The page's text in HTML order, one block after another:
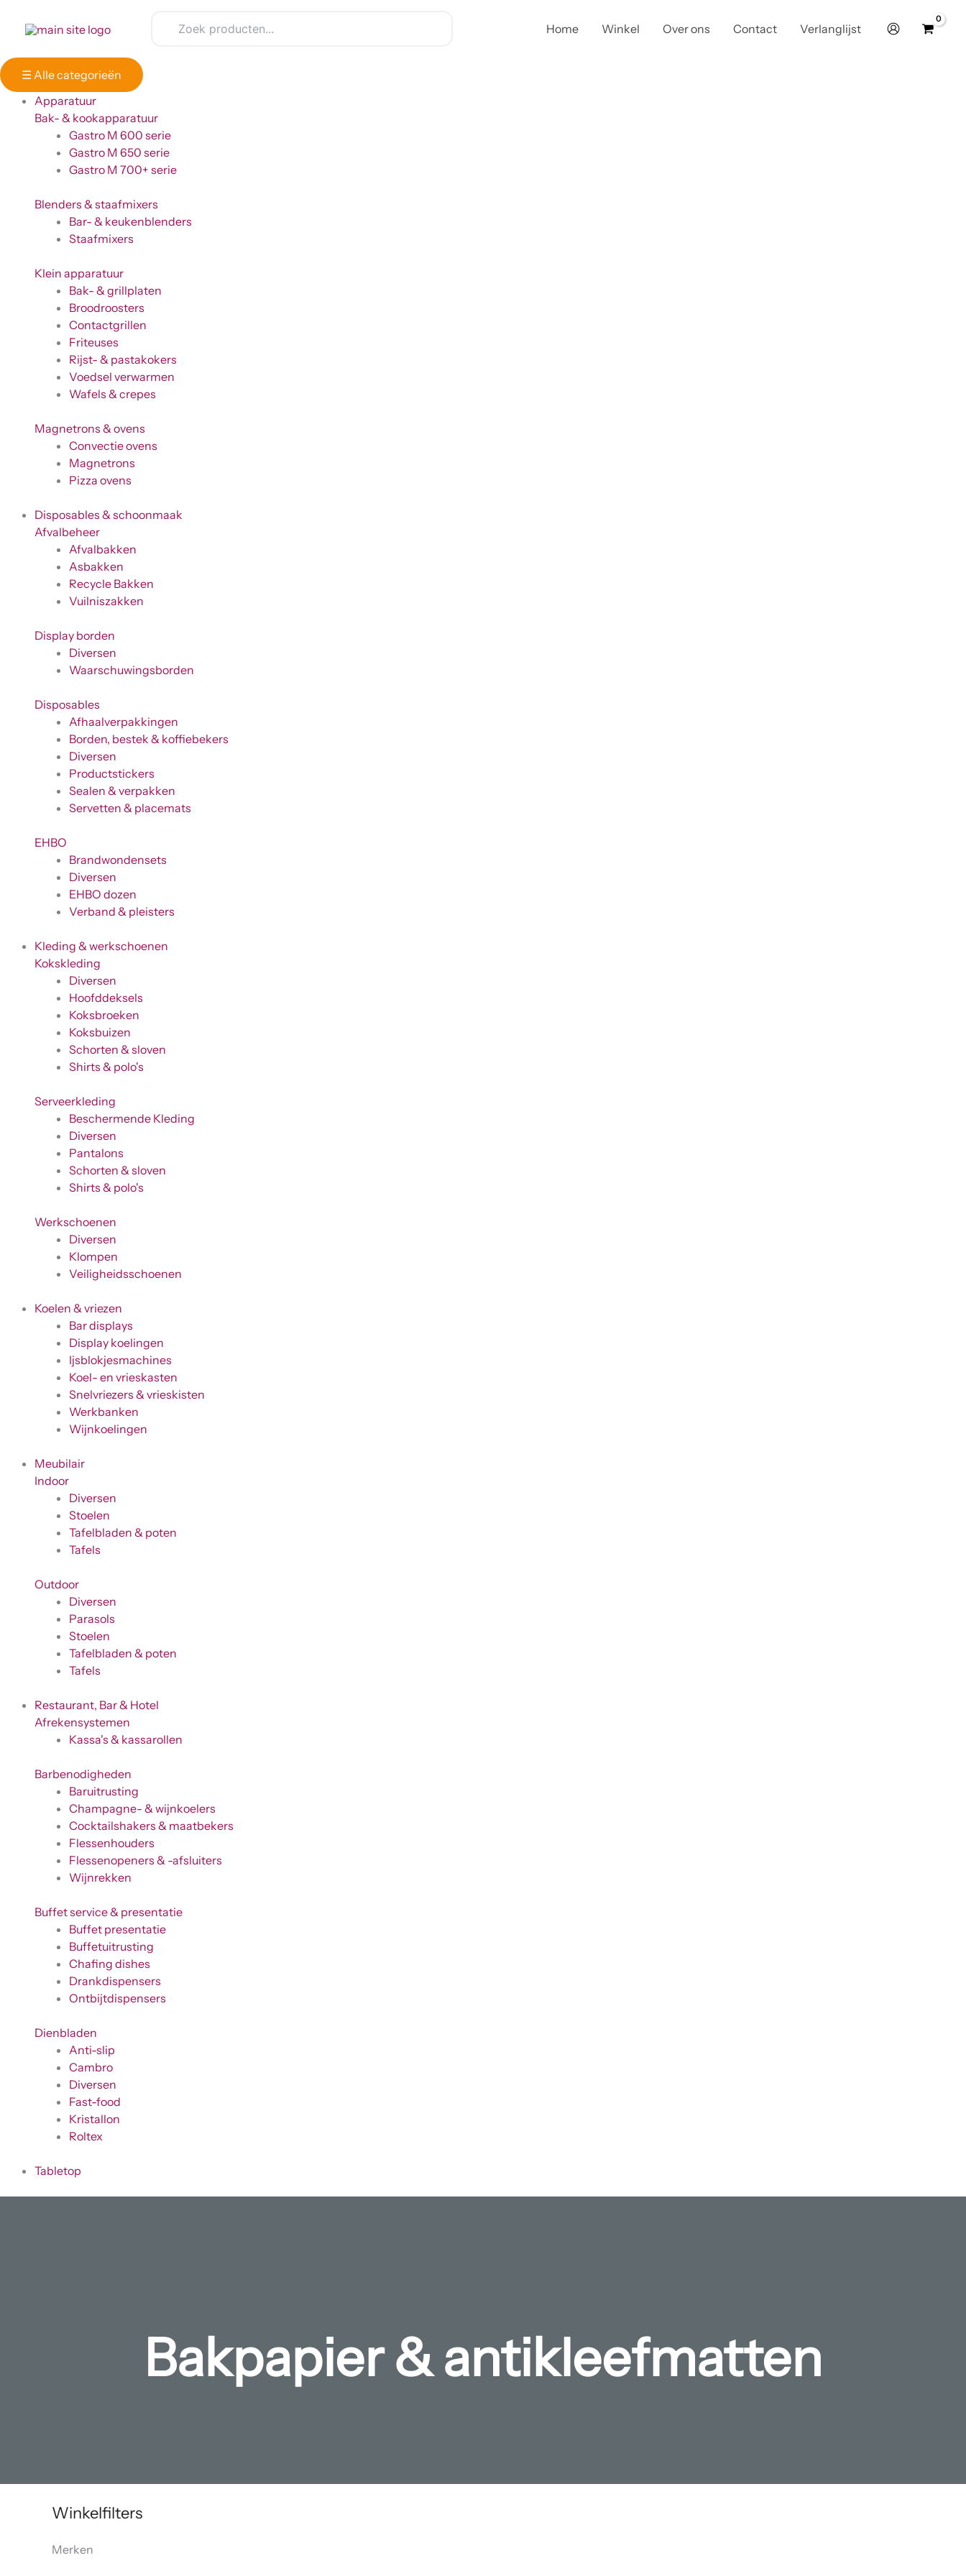
inhoud
Home Winkel Over ons Contact Verlanglijst
☰ Alle categorieën
Apparatuur
Bak- & kookapparatuur
Gastro M 600 serie
Gastro M 650 serie
Gastro M 700+ serie
Blenders & staafmixers
Bar- & keukenblenders
Staafmixers
Klein apparatuur
Bak- & grillplaten
Broodroosters
Contactgrillen
Friteuses
Rijst- & pastakokers
Voedsel verwarmen
Wafels & crepes
Magnetrons & ovens
Convectie ovens
Magnetrons
Pizza ovens
Disposables & schoonmaak
Afvalbeheer
Afvalbakken
Asbakken
Recycle Bakken
Vuilniszakken
Display borden
Diversen
Waarschuwingsborden
Disposables
Afhaalverpakkingen
Borden, bestek & koffiebekers
Diversen
Productstickers
Sealen & verpakken
Servetten & placemats
EHBO
Brandwondensets
Diversen
EHBO dozen
Verband & pleisters
Kleding & werkschoenen
Kokskleding
Diversen
Hoofddeksels
Koksbroeken
Koksbuizen
Schorten & sloven
Shirts & polo's
Serveerkleding
Beschermende Kleding
Diversen
Pantalons
Schorten & sloven
Shirts & polo's
Werkschoenen
Diversen
Klompen
Veiligheidsschoenen
Koelen & vriezen
Bar displays
Display koelingen
Ijsblokjesmachines
Koel- en vrieskasten
Snelvriezers & vrieskisten
Werkbanken
Wijnkoelingen
Meubilair
Indoor
Diversen
Stoelen
Tafelbladen & poten
Tafels
Outdoor
Diversen
Parasols
Stoelen
Tafelbladen & poten
Tafels
Restaurant, Bar & Hotel
Afrekensystemen
Kassa's & kassarollen
Barbenodigheden
Baruitrusting
Champagne- & wijnkoelers
Cocktailshakers & maatbekers
Flessenhouders
Flessenopeners & -afsluiters
Wijnrekken
Buffet service & presentatie
Buffet presentatie
Buffetuitrusting
Chafing dishes
Drankdispensers
Ontbijtdispensers
Dienbladen
Anti-slip
Cambro
Diversen
Fast-food
Kristallon
Roltex
Tabletop
Bakpapier & antikleefmatten
Winkelfilters
Merken
Totaal: